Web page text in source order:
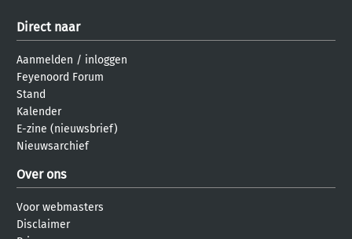
Direct naar
Aanmelden / inloggen
Feyenoord Forum
Stand
Kalender
E-zine (nieuwsbrief)
Nieuwsarchief
Over ons
Voor webmasters
Disclaimer